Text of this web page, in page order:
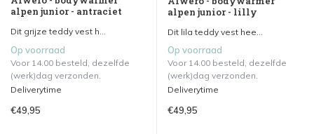
alpen junior - antraciet
Dit grijze teddy vest h...
Op voorraad
Voor 14.00 besteld, dezelfde
(werk)dag verzonden.
Deliverytime
€49,95
alpen junior - lilly
Dit lila teddy vest hee...
Op voorraad
Voor 14.00 besteld, dezelfde
(werk)dag verzonden.
Deliverytime
€49,95